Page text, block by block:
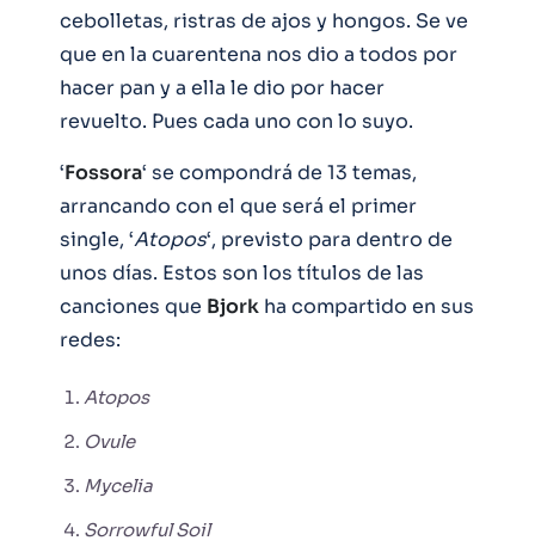
cebolletas, ristras de ajos y hongos. Se ve
que en la cuarentena nos dio a todos por
hacer pan y a ella le dio por hacer
revuelto. Pues cada uno con lo suyo.
‘Fossora‘ se compondrá de 13 temas,
arrancando con el que será el primer
single, ‘Atopos‘, previsto para dentro de
unos días. Estos son los títulos de las
canciones que Bjork ha compartido en sus
redes:
Atopos
Ovule
Mycelia
Sorrowful Soil